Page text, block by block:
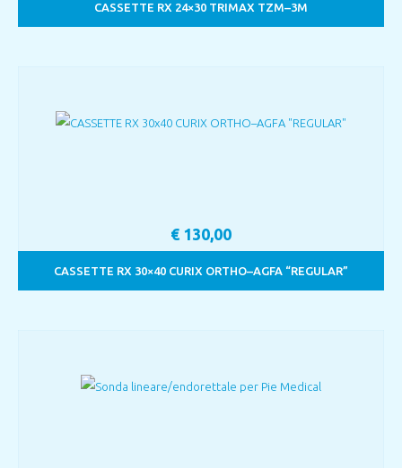
CASSETTE RX 24×30 TRIMAX TZM–3M
CASSETTE RX 30×40 CURIX ORTHO–AGFA “REGULAR”
€ 130,00